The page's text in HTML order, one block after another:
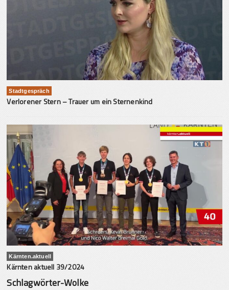
Stadtgespräch
Verlorener Stern – Trauer um ein Sternenkind
Kärnten.aktuell
Kärnten aktuell 39/2024
Schlagwörter-Wolke